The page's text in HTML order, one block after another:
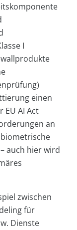
I
einen
EU AI Act
an
biometrische
auch hier wird
zwischen
für
Dienste